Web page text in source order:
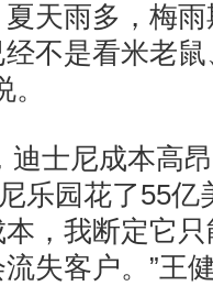
天雨多，梅
不是看米老
士尼成本高昂
乐园花了55
，我断定它
失客户。”王